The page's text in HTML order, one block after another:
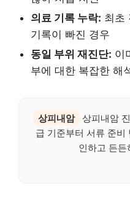
의료 기록 누락: 최초
기록이 빠진 경우
동일 부위 재진단: 이
부에 대한 복잡한 해
상피내암 상피내암
급 기준부터 서류 준
인하고 든